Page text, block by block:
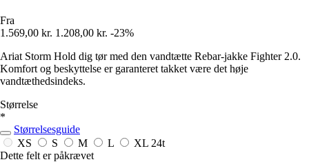
Fra
1.569,00 kr. 1.208,00 kr. -23%
Ariat Storm Hold dig tør med den vandtætte Rebar-jakke Fighter 2.0.
Komfort og beskyttelse er garanteret takket være det høje
vandtæthedsindeks.
Størrelse
*
Størrelsesguide
XS
S M L XL 24t
Dette felt er påkrævet